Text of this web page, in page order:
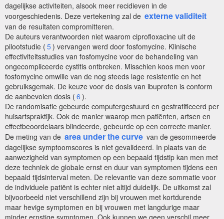
dagelijkse activiteiten, alsook meer recidieven in de
voorgeschiedenis. Deze vertekening zal de externe validiteit
van de resultaten compromitteren.
De auteurs verantwoorden niet waarom ciprofloxacine uit de
pilootstudie ( 5) vervangen werd door fosfomycine. Klinische
effectiviteitsstudies van fosfomycine voor de behandeling van
ongecompliceerde cystitis ontbreken. Misschien koos men voor
fosfomycine omwille van de nog steeds lage resistentie en het
gebruiksgemak. De keuze voor de dosis van ibuprofen is conform
de aanbevolen dosis ( 6 ).
De randomisatie gebeurde computergestuurd en gestratificeerd per
huisartspraktijk. Ook de manier waarop men patiënten, artsen en
effectbeoordelaars blindeerde, gebeurde op een correcte manier.
De meting van de area under the curve van de gesommeerde
dagelijkse symptoomscores is niet gevalideerd. In plaats van de
aanwezigheid van symptomen op een bepaald tijdstip kan men met
deze techniek de globale ernst en duur van symptomen tijdens een
bepaald tijdsinterval meten. De relevantie van deze sommatie voor
de individuele patiënt is echter niet altijd duidelijk. De uitkomst zal
bijvoorbeeld niet verschillend zijn bij vrouwen met kortdurende
maar hevige symptomen en bij vrouwen met langdurige maar
minder ernstige symptomen. Ook kunnen we geen verschil meer